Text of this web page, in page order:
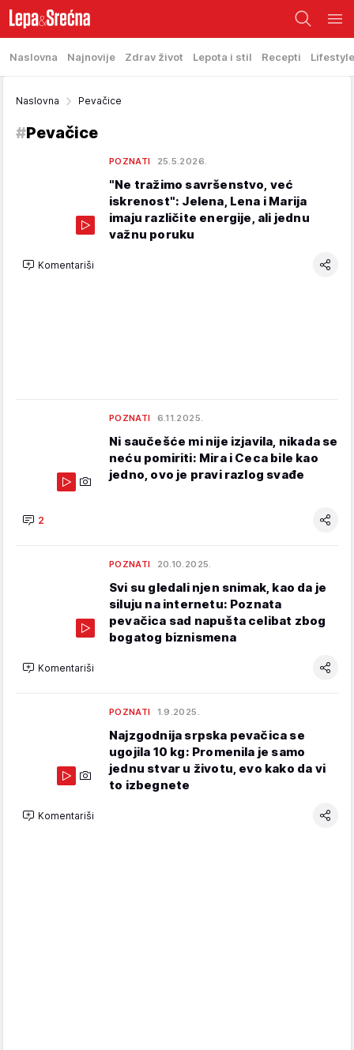
Naslovna Najnovije Zdrav život Lepota i stil Recepti Lifestyle
Naslovna Pevačice
#Pevačice
POZNATI 25.5.2026.
"Ne tražimo savršenstvo, već
iskrenost": Jelena, Lena i Marija
imaju različite energije, ali jednu
važnu poruku
Komentariši
POZNATI 6.11.2025.
Ni saučešće mi nije izjavila, nikada se
neću pomiriti: Mira i Ceca bile kao
jedno, ovo je pravi razlog svađe
2
POZNATI 20.10.2025.
Svi su gledali njen snimak, kao da je
siluju na internetu: Poznata
pevačica sad napušta celibat zbog
bogatog biznismena
Komentariši
POZNATI 1.9.2025.
Najzgodnija srpska pevačica se
ugojila 10 kg: Promenila je samo
jednu stvar u životu, evo kako da vi
to izbegnete
Komentariši